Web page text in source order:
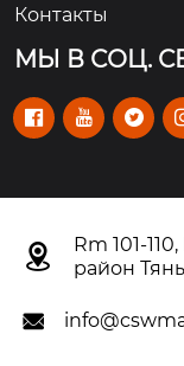
Контакты
МЫ В СОЦ.
  

Rm 101-
район
